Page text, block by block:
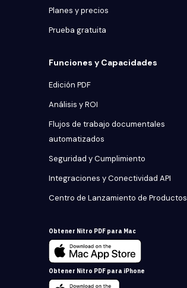
Planes y precios
Prueba gratuita
Funciones y Capacidades
Edición PDF
Análisis y ROI
Flujos de trabajo documentales
automatizados
Seguridad y Cumplimiento
Integraciones y Conectividad API
Centro de Lanzamiento de Productos
Obtener Nitro PDF para Mac
Obtener Nitro PDF para iPhone